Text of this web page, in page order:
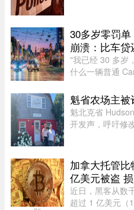
Raymond的
30多岁零罚
崩溃：比车贷
"我已经 30 多岁
什么一辆普通
己找过保险经纪
多个比价网站，
魁省农场主
魁北克省
开发声，呼吁修
Cosgrove 和
加拿大托管比
亿美元被盗
近日，黑客从数
超过 1 亿美元（